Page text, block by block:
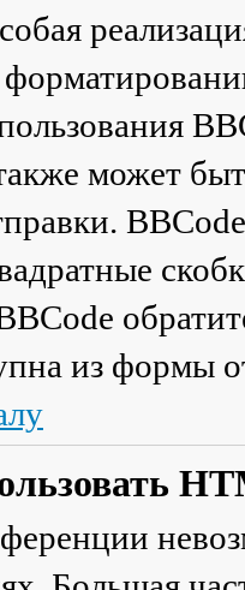
может
из формы